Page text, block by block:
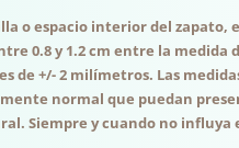
o espacio interior del
0.8 y 1.2 cm entre la medida
de +/- 2 milímetros. Las
normal que puedan
Siempre y cuando no